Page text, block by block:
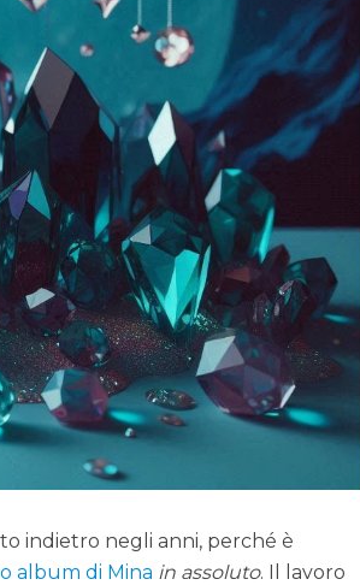
indietro negli anni, perché è
album di Mina in assoluto. Il lavoro